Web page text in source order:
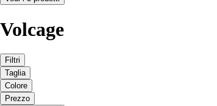
Volcage
Filtri
Taglia
Colore
Prezzo